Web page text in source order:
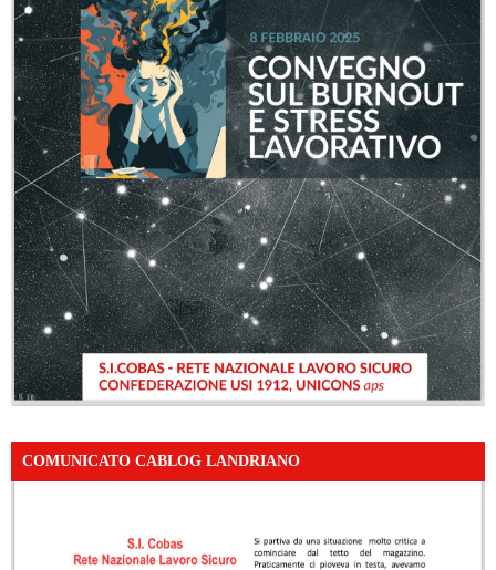
COMUNICATO CABLOG LANDRIANO